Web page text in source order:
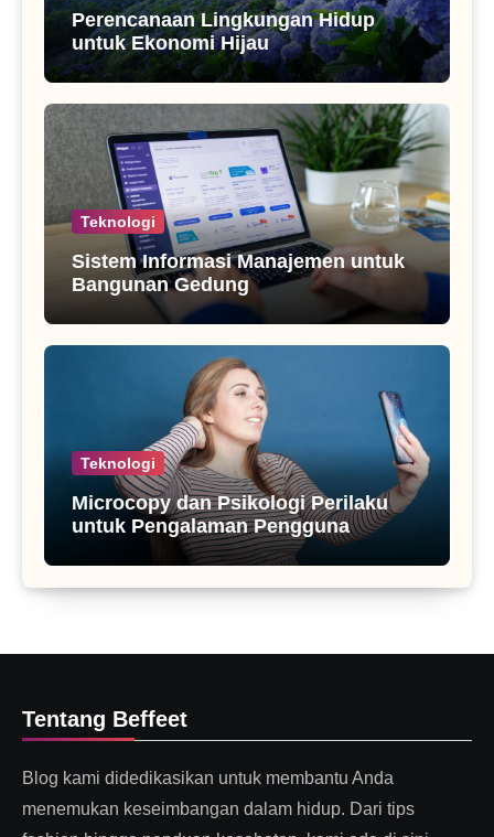
Perencanaan Lingkungan Hidup
untuk Ekonomi Hijau
Teknologi
Sistem Informasi Manajemen untuk
Bangunan Gedung
Teknologi
Microcopy dan Psikologi Perilaku
untuk Pengalaman Pengguna
Tentang Beffeet
Blog kami didedikasikan untuk membantu Anda
menemukan keseimbangan dalam hidup. Dari tips